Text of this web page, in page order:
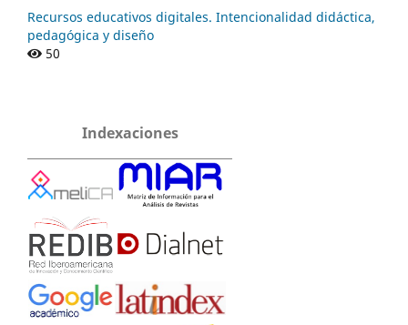
Recursos educativos digitales. Intencionalidad didáctica,
pedagógica y diseño
50
Indexaciones